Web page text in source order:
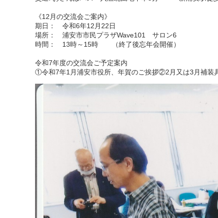
《12月の交流会ご案内》
期日： 令和6年12月22日
場所： 浦安市市民プラザWave101 サロン6
時間： 13時～15時 （終了後忘年会開催）
令和7年度の交流会ご予定案内
①令和7年1月浦安市役所、年賀のご挨拶②2月又は3月補装